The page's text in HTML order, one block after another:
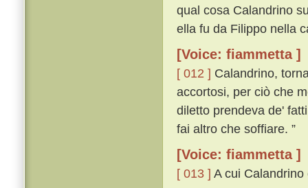
qual cosa Calandrino
ella fu da Filippo nella
[Voice: fiammetta ]
[ 012 ] Calandrino,
accortosi, per ciò che
diletto prendeva de'
fai altro che soffiare. ”
[Voice: fiammetta ]
[ 013 ] A cui Calandrino